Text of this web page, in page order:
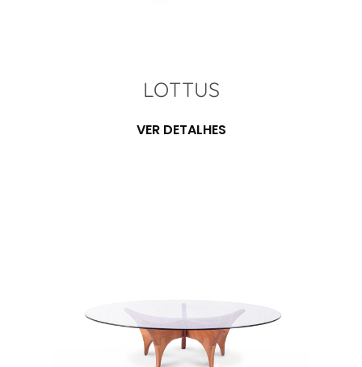
LOTTUS
VER DETALHES